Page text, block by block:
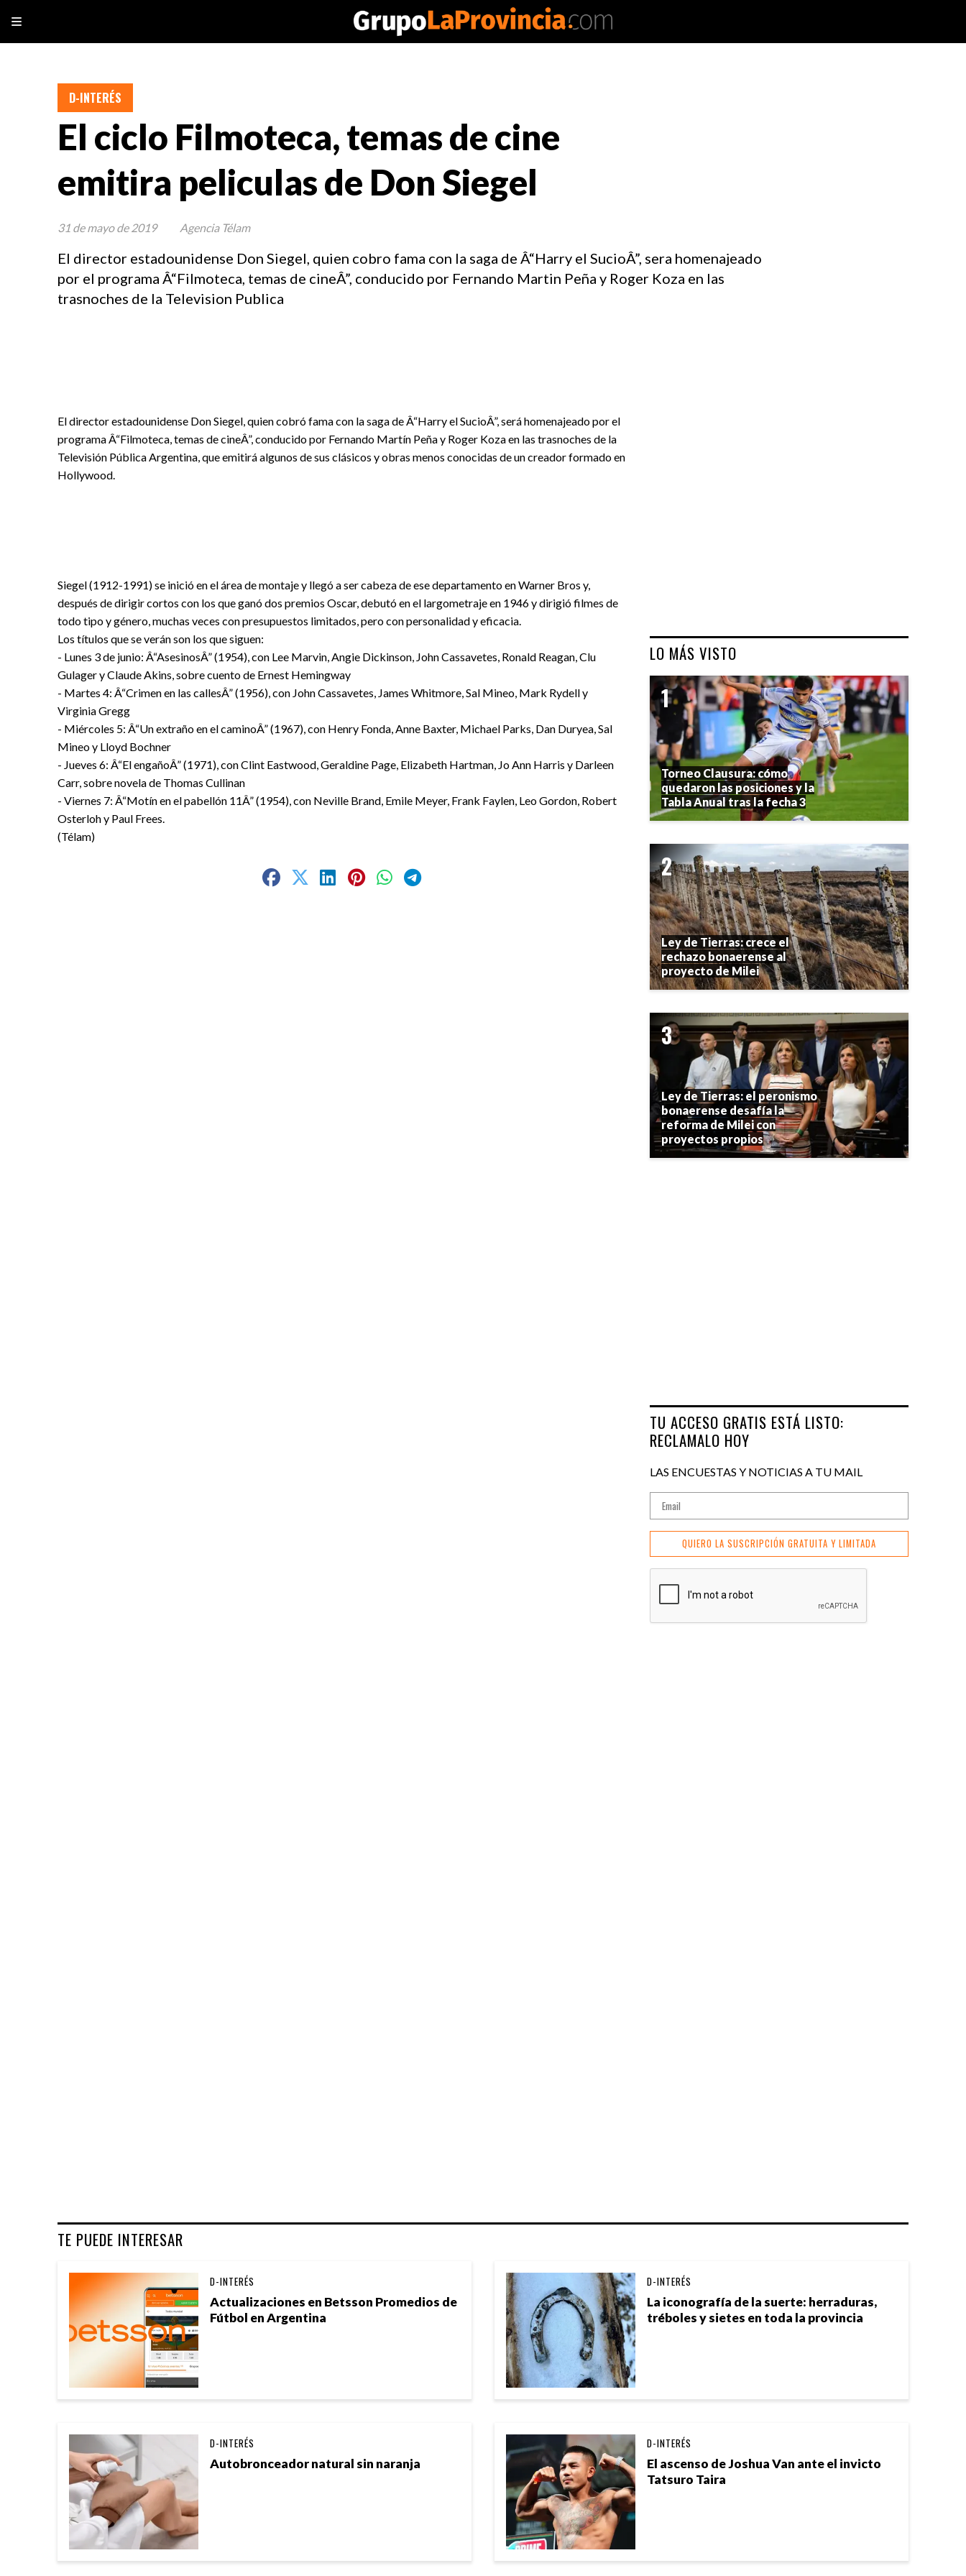
El ciclo Filmoteca, temas de cine
emitira peliculas de Don Siegel
El director estadounidense Don Siegel, quien cobro fama con la saga de Â“Harry el SucioÂ”, sera homenajeado
por el programa Â“Filmoteca, temas de cineÂ”, conducido por Fernando Martin Peña y Roger Koza en las
trasnoches de la Television Publica
D-INTERÉS
31 de mayo de 2019 Agencia Télam
El director estadounidense Don Siegel, quien cobró fama con la saga de Â“Harry el SucioÂ”, será homenajeado por el
programa Â“Filmoteca, temas de cineÂ”, conducido por Fernando Martín Peña y Roger Koza en las trasnoches de la
Televisión Pública Argentina, que emitirá algunos de sus clásicos y obras menos conocidas de un creador formado en
Hollywood.
Siegel (1912-1991) se inició en el área de montaje y llegó a ser cabeza de ese departamento en Warner Bros y,
después de dirigir cortos con los que ganó dos premios Oscar, debutó en el largometraje en 1946 y dirigió filmes de
todo tipo y género, muchas veces con presupuestos limitados, pero con personalidad y eficacia.
Los títulos que se verán son los que siguen:
- Lunes 3 de junio: Â“AsesinosÂ” (1954), con Lee Marvin, Angie Dickinson, John Cassavetes, Ronald Reagan, Clu
Gulager y Claude Akins, sobre cuento de Ernest Hemingway
- Martes 4: Â“Crimen en las callesÂ” (1956), con John Cassavetes, James Whitmore, Sal Mineo, Mark Rydell y
Virginia Gregg
- Miércoles 5: Â“Un extraño en el caminoÂ” (1967), con Henry Fonda, Anne Baxter, Michael Parks, Dan Duryea, Sal
Mineo y Lloyd Bochner
- Jueves 6: Â“El engañoÂ” (1971), con Clint Eastwood, Geraldine Page, Elizabeth Hartman, Jo Ann Harris y Darleen
Carr, sobre novela de Thomas Cullinan
- Viernes 7: Â“Motín en el pabellón 11Â” (1954), con Neville Brand, Emile Meyer, Frank Faylen, Leo Gordon, Robert
Osterloh y Paul Frees.
(Télam)
TE PUEDE INTERESAR
Actualizaciones en Betsson Promedios de
Fútbol en Argentina
D-INTERÉS
La iconografía de la suerte: herraduras,
tréboles y sietes en toda la provincia
D-INTERÉS
Autobronceador natural sin naranja
D-INTERÉS
El ascenso de Joshua Van ante el invicto
Tatsuro Taira
D-INTERÉS
LO MÁS VISTO
Torneo Clausura: cómo
quedaron las posiciones y la
Tabla Anual tras la fecha 3
Ley de Tierras: crece el
rechazo bonaerense al
proyecto de Milei
Ley de Tierras: el peronismo
bonaerense desafía la
reforma de Milei con
proyectos propios
TU ACCESO GRATIS ESTÁ LISTO:
RECLAMALO HOY
LAS ENCUESTAS Y NOTICIAS A TU MAIL
QUIERO LA SUSCRIPCIÓN GRATUITA Y LIMITADA